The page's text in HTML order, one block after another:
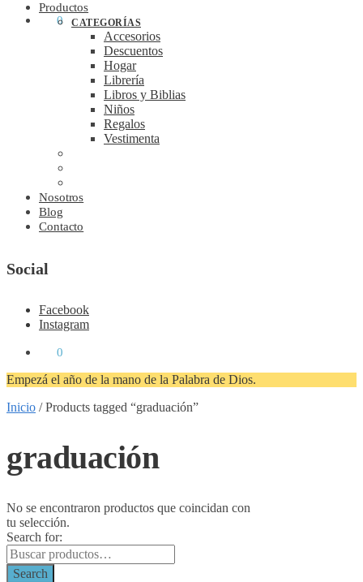
0
Productos
CATEGORÍAS
Accesorios
Descuentos
Hogar
Librería
Libros y Biblias
Niños
Regalos
Vestimenta
Nosotros
Blog
Contacto
Social
Facebook
Instagram
0
Empezá el año de la mano de la Palabra de Dios.
Inicio /Products tagged “graduación”
graduación
No se encontraron productos que coincidan con
tu selección.
Search for:
Search